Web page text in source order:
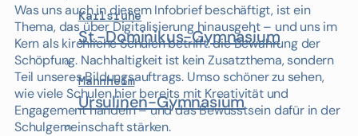
Karlsruhe
St.-Dominikus-Gymnasium
Mannheim
Ursulinen-Gymnasium
Was uns auch in diesem Infobrief beschäftigt, ist ein
Thema, das über Digitalisierung hinausgeht – und uns im
Kern als kirchliche Schulen betrifft: die Bewahrung der
Schöpfung. Nachhaltigkeit ist kein Zusatzthema, sondern
Teil unseres Bildungsauftrags. Umso schöner zu sehen,
wie viele Schulen hier bereits mit Kreativität und
Engagement handeln – und das Bewusstsein dafür in der
Schulgemeinschaft stärken.